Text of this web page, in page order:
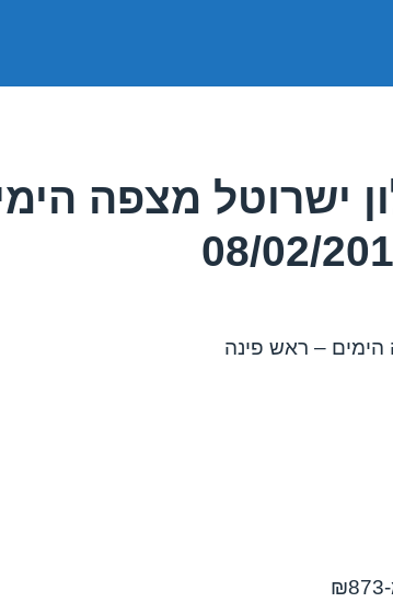
ישרוטל מצפה
הימים – ראש פינה